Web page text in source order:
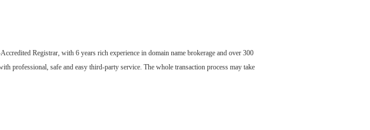
Registrar, with 6 years rich experience in domain name brokerage and over 300
professional, safe and easy third-party service. The whole transaction process may take